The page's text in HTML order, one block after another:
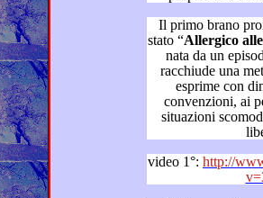
Il primo brano
stato “
nata da un episodio simpatico fra amici,
racchiude una
esprime con dinamica
convenzioni, ai
situazioni scomode che condizionano la
video 1°: http://